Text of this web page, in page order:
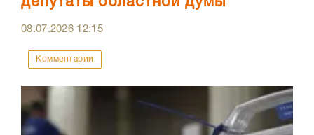
08.07.2026 12:15
Комментарии